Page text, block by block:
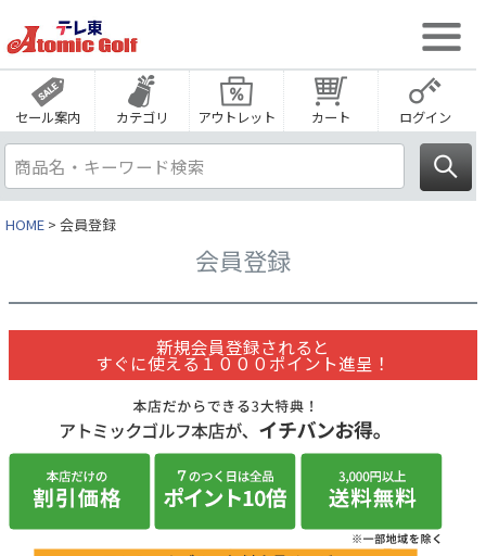
セール案内 カテゴリ アウトレット カート ログイン
HOME 会員登録
会員登録
新規会員登録されると
すぐに使える１０００ポイント進呈！